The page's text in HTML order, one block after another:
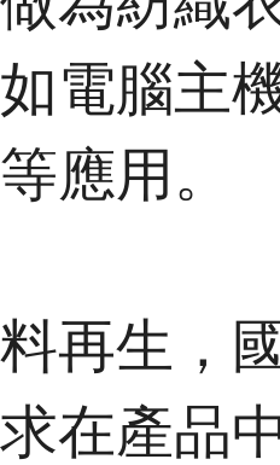
電腦主
應用。
再生，
在產品